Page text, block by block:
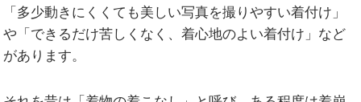
「多少動きにくくても美しい写真を撮りやすい着付け」
や「できるだけ苦しくなく、着心地のよい着付け」など
があります。